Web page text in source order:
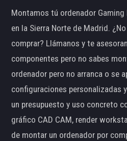
Montamos tú ordenador
en la Sierra Norte de Madrid.
comprar? Llámanos y te
componentes pero no sabes
ordenador pero no arranca o se
configuraciones personalizadas
un presupuesto y uso concreto
gráfico CAD CAM, render
de montar un ordenador por